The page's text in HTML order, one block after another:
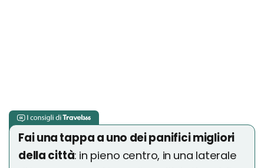
Fai una tappa a uno dei panifici migliori
della città: in pieno centro, in una laterale